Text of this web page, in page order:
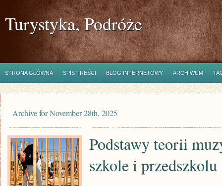
Turystyka, Podróże
STRONA GŁÓWNA SPIS TREŚCI BLOG INTERNETOWY ARCHIWUM
Archive for November 28th, 2025
Podstawy teorii
szkole i przedszkolu